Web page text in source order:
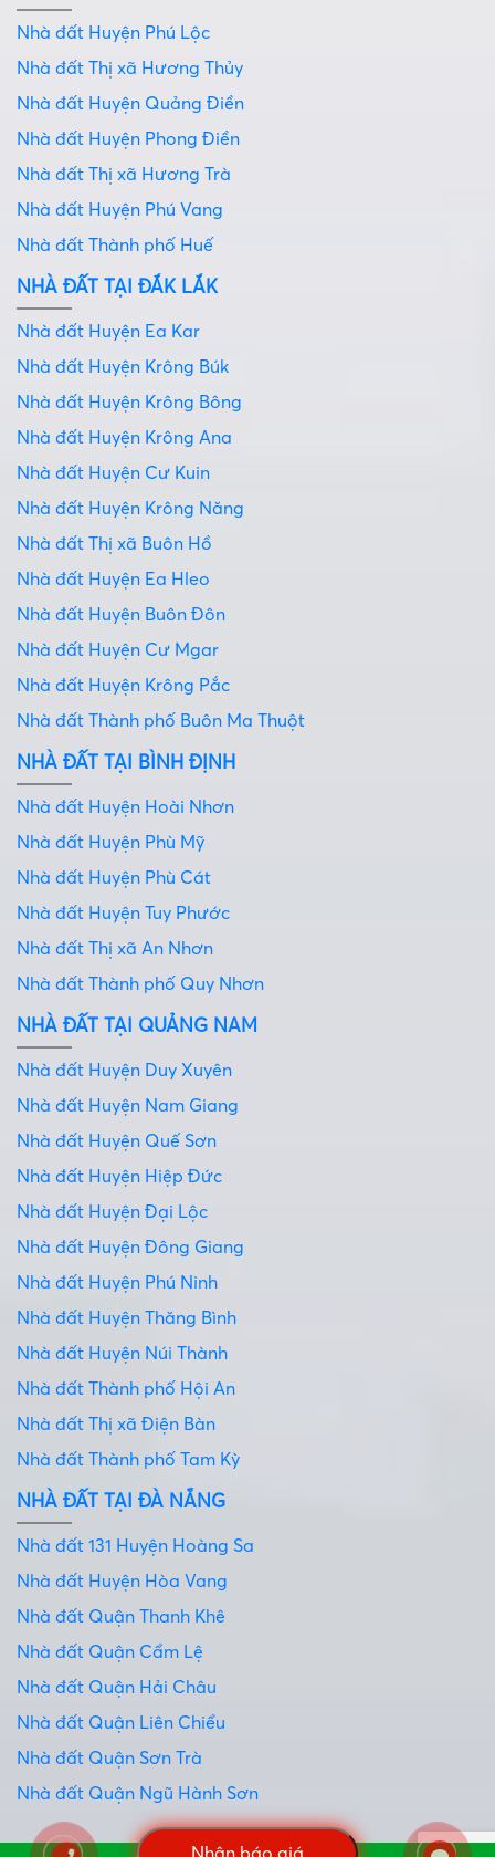
Nhà đất Huyện Phú Lộc
Nhà đất Thị xã Hương Thủy
Nhà đất Huyện Quảng Điền
Nhà đất Huyện Phong Điền
Nhà đất Thị xã Hương Trà
Nhà đất Huyện Phú Vang
Nhà đất Thành phố Huế
NHÀ ĐẤT TẠI ĐẮK LẮK
Nhà đất Huyện Ea Kar
Nhà đất Huyện Krông Búk
Nhà đất Huyện Krông Bông
Nhà đất Huyện Krông Ana
Nhà đất Huyện Cư Kuin
Nhà đất Huyện Krông Năng
Nhà đất Thị xã Buôn Hồ
Nhà đất Huyện Ea Hleo
Nhà đất Huyện Buôn Đôn
Nhà đất Huyện Cư Mgar
Nhà đất Huyện Krông Pắc
Nhà đất Thành phố Buôn Ma Thuột
NHÀ ĐẤT TẠI BÌNH ĐỊNH
Nhà đất Huyện Hoài Nhơn
Nhà đất Huyện Phù Mỹ
Nhà đất Huyện Phù Cát
Nhà đất Huyện Tuy Phước
Nhà đất Thị xã An Nhơn
Nhà đất Thành phố Quy Nhơn
NHÀ ĐẤT TẠI QUẢNG NAM
Nhà đất Huyện Duy Xuyên
Nhà đất Huyện Nam Giang
Nhà đất Huyện Quế Sơn
Nhà đất Huyện Hiệp Đức
Nhà đất Huyện Đại Lộc
Nhà đất Huyện Đông Giang
Nhà đất Huyện Phú Ninh
Nhà đất Huyện Thăng Bình
Nhà đất Huyện Núi Thành
Nhà đất Thành phố Hội An
Nhà đất Thị xã Điện Bàn
Nhà đất Thành phố Tam Kỳ
NHÀ ĐẤT TẠI ĐÀ NẴNG
Nhà đất 131 Huyện Hoàng Sa
Nhà đất Huyện Hòa Vang
Nhà đất Quận Thanh Khê
Nhà đất Quận Cẩm Lệ
Nhà đất Quận Hải Châu
Nhà đất Quận Liên Chiểu
Nhà đất Quận Sơn Trà
Nhà đất Quận Ngũ Hành Sơn